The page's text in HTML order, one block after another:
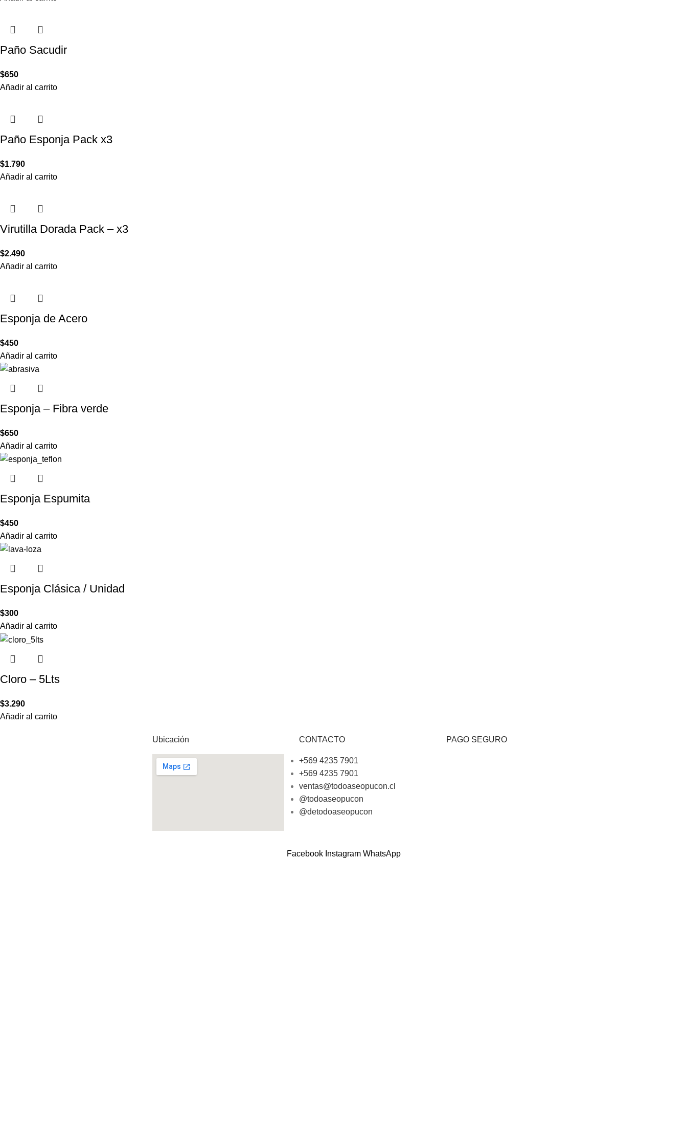
Paño Sacudir
$650
Añadir al carrito
Paño Esponja Pack x3
$1.790
Añadir al carrito
Virutilla Dorada Pack – x3
$2.490
Añadir al carrito
Esponja de Acero
$450
Añadir al carrito
Esponja – Fibra verde
$650
Añadir al carrito
Esponja Espumita
$450
Añadir al carrito
Esponja Clásica / Unidad
$300
Añadir al carrito
Cloro – 5Lts
$3.290
Añadir al carrito
Ubicación CONTACTO
+569 4235 7901
+569 4235 7901
ventas@todoaseopucon.cl
@todoaseopucon
@detodoaseopucon
PAGO SEGURO
Facebook Instagram WhatsApp